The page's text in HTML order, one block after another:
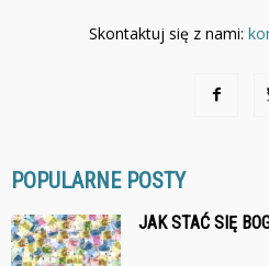
Skontaktuj się z nami:
POPULARNE POSTY
JAK STAĆ SIĘ